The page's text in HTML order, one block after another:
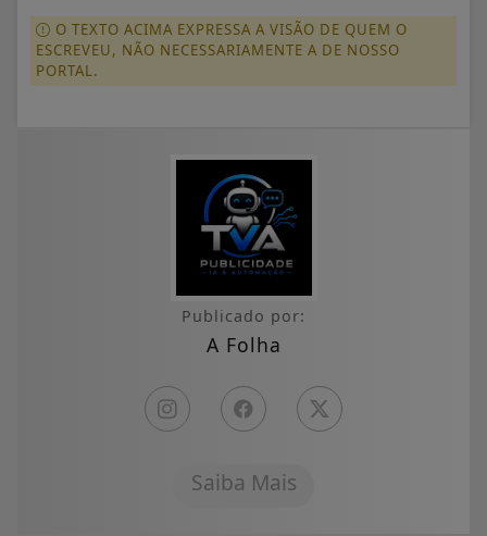
O TEXTO ACIMA EXPRESSA A VISÃO DE QUEM O
ESCREVEU, NÃO NECESSARIAMENTE A DE NOSSO
PORTAL.
Publicado por:
A Folha
Saiba Mais